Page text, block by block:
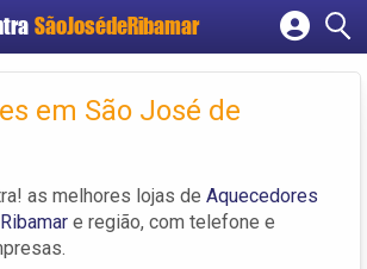
SãoJosédeRibamar
Cadastrar empresa
Fazer login
Criar conta
em São José de
as melhores lojas de Aquecedores
e região, com telefone e